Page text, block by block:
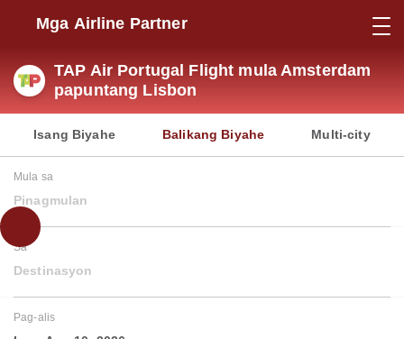
Mga Airline Partner
TAP Air Portugal Flight mula Amsterdam
papuntang Lisbon
Isang Biyahe Balikang Biyahe Multi-city
Mula sa
Pinagmulan
Sa
Destinasyon
Pag-alis